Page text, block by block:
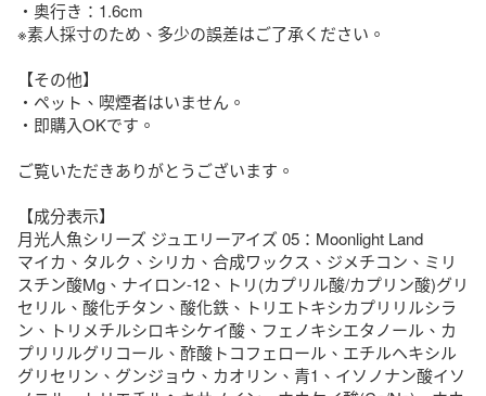
・奥行き：1.6cm
※素人採寸のため、多少の誤差はご了承ください。
【その他】
・ペット、喫煙者はいません。
・即購入OKです。
ご覧いただきありがとうございます。
【成分表示】
月光人魚シリーズ ジュエリーアイズ 05：Moonlight Land
マイカ、タルク、シリカ、合成ワックス、ジメチコン、ミリ
スチン酸Mg、ナイロン-12、トリ(カプリル酸/カプリン酸)グリ
セリル、酸化チタン、酸化鉄、トリエトキシカプリリルシラ
ン、トリメチルシロキシケイ酸、フェノキシエタノール、カ
プリリルグリコール、酢酸トコフェロール、エチルヘキシル
グリセリン、グンジョウ、カオリン、青1、イソノナン酸イソ